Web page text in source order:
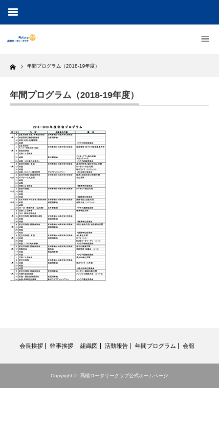
Home 年間プログラム（2018-19年度）
年間プログラム（2018-19年度）
会長挨拶 幹事挨拶 組織図 活動報告 年間プログラム 会報
Copyright © 高槻ロータリークラブ公式ホームページ